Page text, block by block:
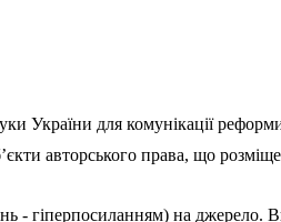
України для комунікації
авторського права, що
- гіперпосиланням) на джерело.